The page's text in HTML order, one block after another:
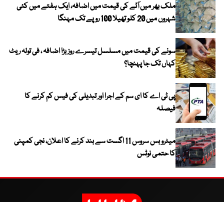
ملک بھر میں آٹے کی قیمت میں اضافہ، ایک ہفتے میں کئی
شہروں میں 20 کلو تھیلا 100 روپے تک مہنگا
سونے کی قیمت میں مسلسل تیسرے روز بڑا اضافہ ، فی تولہ ریٹ
کہاں تک جا پہنچا؟
پی ٹی اے کا ای سم کے اجرا اور تبدیلی کی فیس کم کرنے کا
فیصلہ
میٹرو بس سروس 11 اگست سے بند کرنے کا اعلان، نجی کمپنی
کا حتمی نوٹس